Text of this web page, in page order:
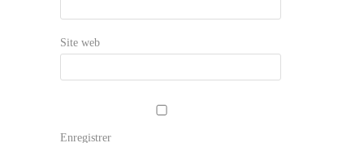
Site web
Enregistrer